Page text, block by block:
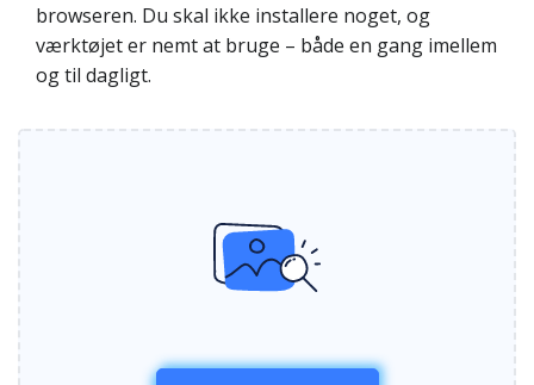
browseren. Du skal ikke installere noget, og
værktøjet er nemt at bruge – både en gang imellem
og til dagligt.